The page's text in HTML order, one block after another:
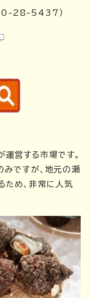
28-5437）
営する市場です。
ですが、地元の瀬
ため、非常に人気